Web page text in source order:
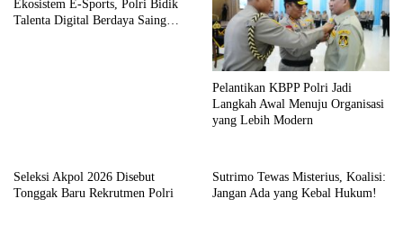
Ekosistem E-Sports, Polri Bidik
Talenta Digital Berdaya Saing
Pelantikan KBPP Polri Jadi
Langkah Awal Menuju Organisasi
yang Lebih Modern
Seleksi Akpol 2026 Disebut
Tonggak Baru Rekrutmen Polri
Sutrimo Tewas Misterius, Koalisi:
Jangan Ada yang Kebal Hukum!